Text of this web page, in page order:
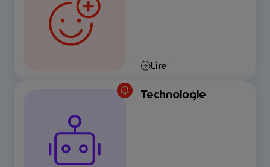
Lire
Technologie